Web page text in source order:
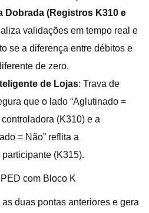
Dobrada (Registros K310 e
validações em tempo real e
se a diferença entre débitos e
de zero.
de Lojas: Trava de
que o lado “Aglutinado =
(K310) e a
= Não” reflita a
(K315).
com Bloco K
duas pontas anteriores e gera